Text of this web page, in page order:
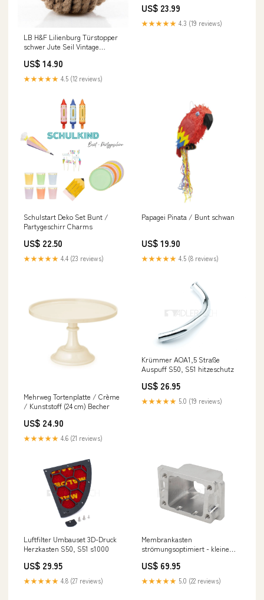
LB H&F Lilienburg Türstopper
schwer Jute Seil Vintage
B maritim badezimmer bad
muschel seestern
US$ 14.90
★★★★★ 4.5 (12 reviews)
wetterfest extrem robust und
langlebig Metall HAHN engel
US$ 23.99
★★★★★ 4.3 (19 reviews)
Schulstart Deko Set Bunt /
Partygeschirr Charms
US$ 22.50
★★★★★ 4.4 (23 reviews)
Papagei Pinata / Bunt schwan
US$ 19.90
★★★★★ 4.5 (8 reviews)
Mehrweg Tortenplatte / Crème
/ Kunststoff (24 cm) Becher
US$ 24.90
★★★★★ 4.6 (21 reviews)
Krümmer AOA1,5 Straße
Auspuff S50, S51 hitzeschutz
US$ 26.95
★★★★★ 5.0 (19 reviews)
Luftfilter Umbauset 3D-Druck
Herzkasten S50, S51 s1000
US$ 29.95
★★★★★ 4.8 (27 reviews)
Membrankasten
strömungsoptimiert - kleine
US$ 69.95
★★★★★ 5.0 (22 reviews)